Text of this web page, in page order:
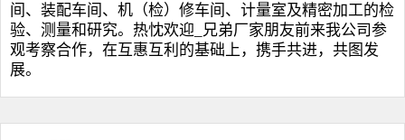
间、装配车间、机（检）修车间、计量室及精密加工的检
验、测量和研究。热忱欢迎_兄弟厂家朋友前来我公司参
观考察合作，在互惠互利的基础上，携手共进，共图发
展。